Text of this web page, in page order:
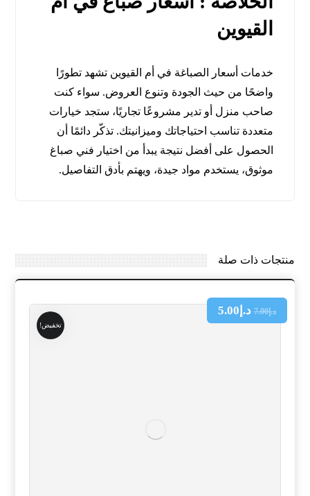
القيوين
خدمات أسعار الصباغة في أم القيوين تشهد تطورًا
واضحًا من حيث الجودة وتنوع العروض. سواء كنت
صاحب منزل أو تدير مشروعًا تجاريًا، ستجد خيارات
متعددة تناسب احتياجاتك وميزانيتك. تذكّر دائمًا أن
الحصول على أفضل نتيجة يبدأ من اختيار فني صباغ
موثوق، يستخدم مواد جيدة، ويهتم بأدق التفاصيل.
منتجات ذات صلة
تخفيض!
د.إ7.00 د.إ 5.00